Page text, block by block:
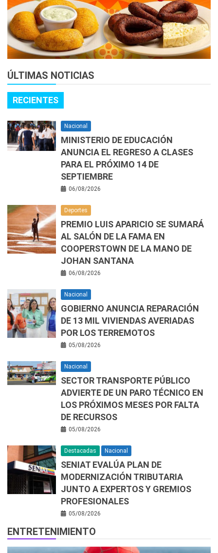
ÚLTIMAS NOTICIAS
RECIENTES
Nacional
MINISTERIO DE EDUCACIÓN
ANUNCIA EL REGRESO A CLASES
PARA EL PRÓXIMO 14 DE
SEPTIEMBRE
06/08/2026
Deportes
PREMIO LUIS APARICIO SE SUMARÁ
AL SALÓN DE LA FAMA EN
COOPERSTOWN DE LA MANO DE
JOHAN SANTANA
06/08/2026
Nacional
GOBIERNO ANUNCIA REPARACIÓN
DE 13 MIL VIVIENDAS AVERIADAS
POR LOS TERREMOTOS
05/08/2026
Nacional
SECTOR TRANSPORTE PÚBLICO
ADVIERTE DE UN PARO TÉCNICO EN
LOS PRÓXIMOS MESES POR FALTA
DE RECURSOS
05/08/2026
Destacadas Nacional
SENIAT EVALÚA PLAN DE
MODERNIZACIÓN TRIBUTARIA
JUNTO A EXPERTOS Y GREMIOS
PROFESIONALES
05/08/2026
ENTRETENIMIENTO